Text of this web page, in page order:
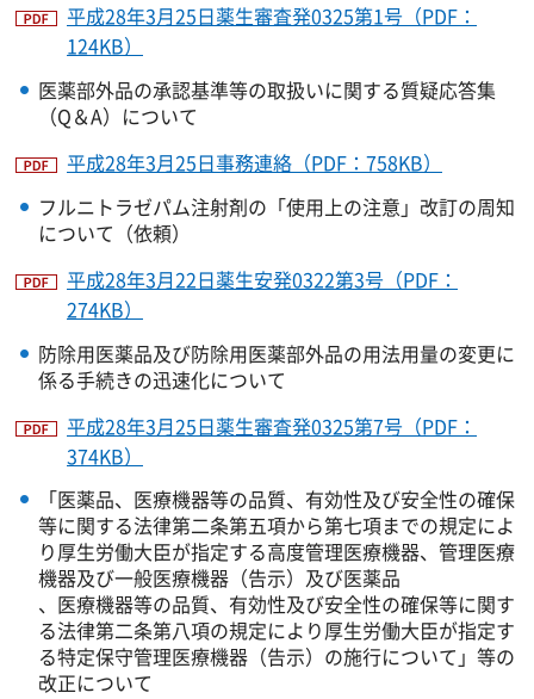
平成28年3月25日薬生審査発0325第1号（PDF：
124KB）
医薬部外品の承認基準等の取扱いに関する質疑応答集
（Q＆A）について
平成28年3月25日事務連絡（PDF：758KB）
フルニトラゼパム注射剤の「使用上の注意」改訂の周知
について（依頼）
平成28年3月22日薬生安発0322第3号（PDF：
274KB）
防除用医薬品及び防除用医薬部外品の用法用量の変更に
係る手続きの迅速化について
平成28年3月25日薬生審査発0325第7号（PDF：
374KB）
「医薬品、医療機器等の品質、有効性及び安全性の確保
等に関する法律第二条第五項から第七項までの規定によ
り厚生労働大臣が指定する高度管理医療機器、管理医療
機器及び一般医療機器（告示）及び医薬品
、医療機器等の品質、有効性及び安全性の確保等に関す
る法律第二条第八項の規定により厚生労働大臣が指定す
る特定保守管理医療機器（告示）の施行について」等の
改正について